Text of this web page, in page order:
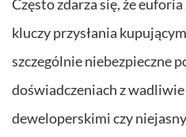
Często zdarza się, że
kluczy przysłania
szczególnie niebezpieczne
doświadczeniach z
deweloperskimi czy